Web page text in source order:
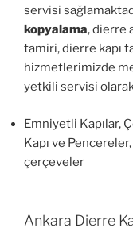
servisi
kopyalama, dierre
tamiri, dierre kapı
hizmetlerimizde
yetkili servisi
Emniyetli Kapılar,
Kapı ve
çerçeveler
Ankara Dierre